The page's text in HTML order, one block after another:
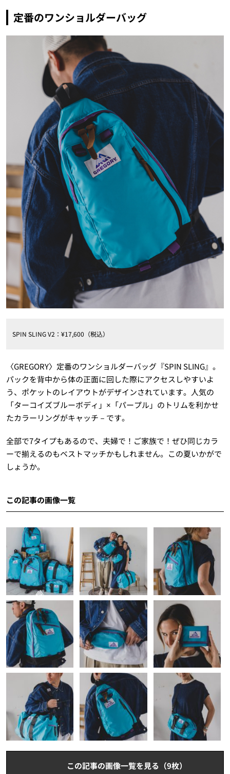
定番のワンショルダーバッグ
SPIN SLING V2：¥17,600（税込）
〈GREGORY〉定番のワンショルダーバッグ『SPIN SLING』。
パックを背中から体の正面に回した際にアクセスしやすいよ
う、ポケットのレイアウトがデザインされています。 人気の
「ターコイズブルーボディ」×「パープル」のトリムを利かせ
たカラーリングがキャッチ－です。
全部で7タイプもあるので、夫婦で！ご家族で！ぜひ同じカラ
ーで揃えるのもベストマッチかもしれません。この夏いかがで
しょうか。
この記事の画像一覧
この記事の画像一覧を見る（9枚）